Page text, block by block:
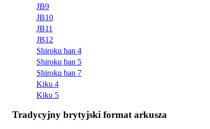
JB9
JB10
JB11
JB12
Shiroku ban 4
Shiroku ban 5
Shiroku ban 7
Kiku 4
Kiku 5
Tradycyjny brytyjski format arkusza